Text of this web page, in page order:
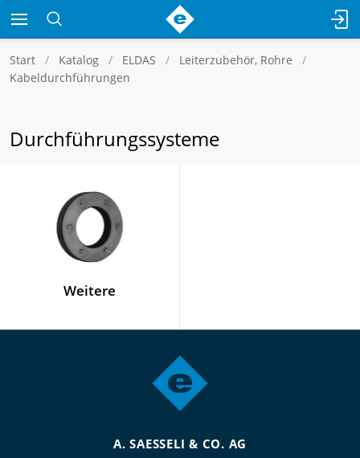
Start Katalog ELDAS
Leiterzubehör, Rohre
Kabeldurchführungen
Durchführungssysteme
Weitere
A. SAESSELI & CO. AG